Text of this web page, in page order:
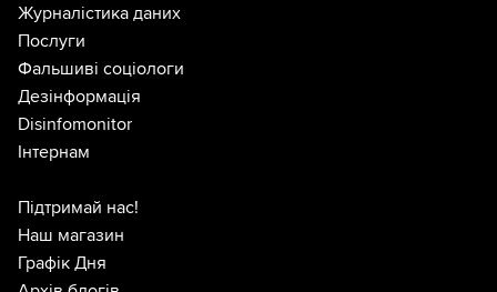
Журналістика даних
Послуги
Фальшиві соціологи
Дезінформація
Disinfomonitor
Інтернам
Підтримай нас!
Наш магазин
Графік Дня